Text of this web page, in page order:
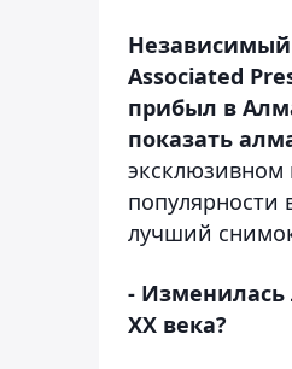
Независимый
Associated
прибыл в
показать
эксклюзивном
популярности
лучший
- Изменилась
ХХ века?